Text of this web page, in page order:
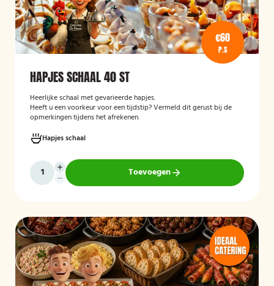
€60
P.S
HAPJES SCHAAL 40 ST
Heerlijke schaal met gevarieerde hapjes.
Heeft u een voorkeur voor een tijdstip? Vermeld dit gerust bij de
opmerkingen tijdens het afrekenen.
Hapjes schaal
Toevoegen